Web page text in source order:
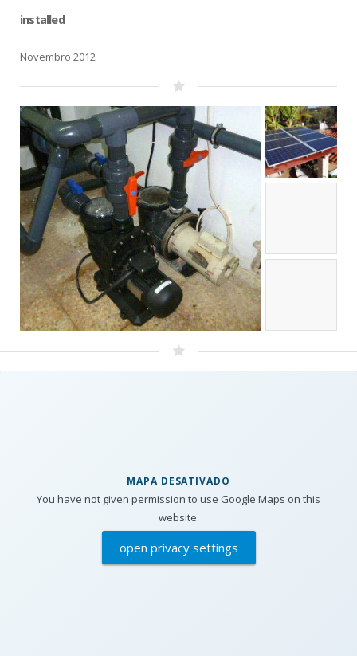
installed
Novembro 2012
MAPA DESATIVADO
You have not given permission to use Google Maps on this
website.
open privacy settings